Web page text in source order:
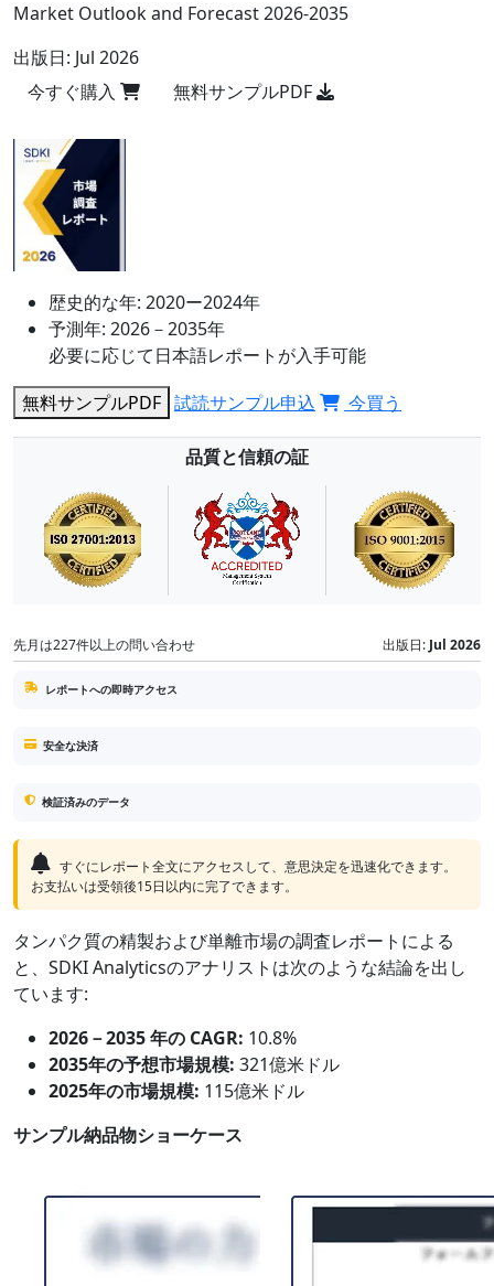
Market Outlook and Forecast 2026-2035
出版日: Jul 2026
今すぐ購入
無料サンプルPDF
歴史的な年: 2020ー2024年
予測年: 2026－2035年
必要に応じて日本語レポートが入手可能
無料サンプルPDF 試読サンプル申込 今買う
品質と信頼の証
先月は227件以上の問い合わせ 出版日: Jul 2026
レポートへの即時アクセス
安全な決済
検証済みのデータ
すぐにレポート全文にアクセスして、意思決定を迅速化できます。
お支払いは受領後15日以内に完了できます。
タンパク質の精製および単離市場の調査レポートによる
と、SDKI Analyticsのアナリストは次のような結論を出し
ています:
2026－2035 年の CAGR: 10.8%
2035年の予想市場規模: 321億米ドル
2025年の市場規模: 115億米ドル
サンプル納品物ショーケース